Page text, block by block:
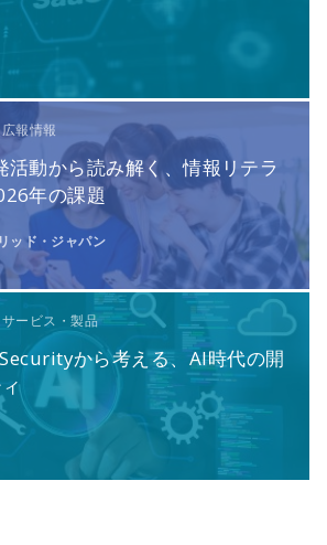
報情報
動から読み解く、情報リテラ
年の課題
ッド・ジャパン
ビス・製品
から考える、AI時代の開